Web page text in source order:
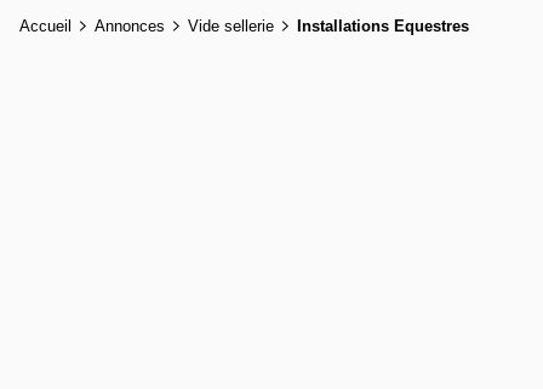
Accueil Annonces Vide sellerie Installations Equestres